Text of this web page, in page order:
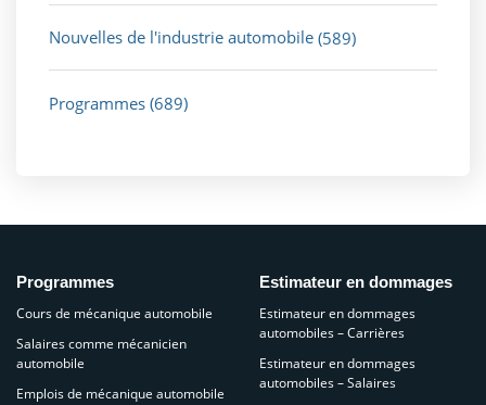
Nouvelles de l'industrie automobile (589)
Programmes (689)
Programmes
Cours de mécanique automobile
Salaires comme mécanicien
automobile
Emplois de mécanique automobile
Estimateur en dommages
Estimateur en dommages
automobiles – Carrières
Estimateur en dommages
automobiles – Salaires